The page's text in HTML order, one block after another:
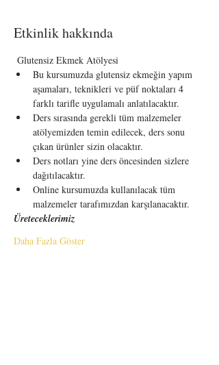
Etkinlik hakkında
Glutensiz Ekmek Atölyesi
Bu kursumuzda glutensiz ekmeğin yapım
aşamaları, teknikleri ve püf noktaları 4
farklı tarifle uygulamalı anlatılacaktır.
Ders sırasında gerekli tüm malzemeler
atölyemizden temin edilecek, ders sonu
çıkan ürünler sizin olacaktır.
Ders notları yine ders öncesinden sizlere
dağıtılacaktır.
Online kursumuzda kullanılacak tüm
malzemeler tarafımızdan karşılanacaktır.
Üreteceklerimiz
Daha Fazla Göster